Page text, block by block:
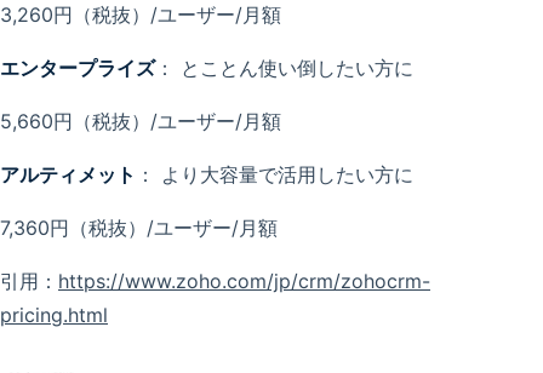
3,260円（税抜）/ユーザー/月額
エンタープライズ： とことん使い倒したい方に
5,660円（税抜）/ユーザー/月額
アルティメット ： より大容量で活用したい方に
7,360円（税抜）/ユーザー/月額
引用： https://www.zoho.com/jp/crm/zohocrm-
pricing.html